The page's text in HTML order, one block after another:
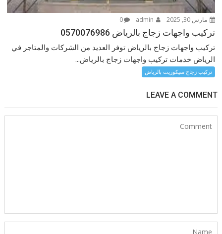
مارس 30, 2025 0
تركيب واجهات زجاج بالرياض 0570076986
تركيب واجهات زجاج بالرياض توفر العديد من الشركات والمتاجر في
الرياض خدمات تركيب واجهات زجاج بالرياض...
تركيب زجاج سيكوريت بالرياض
LEAVE A COMMENT